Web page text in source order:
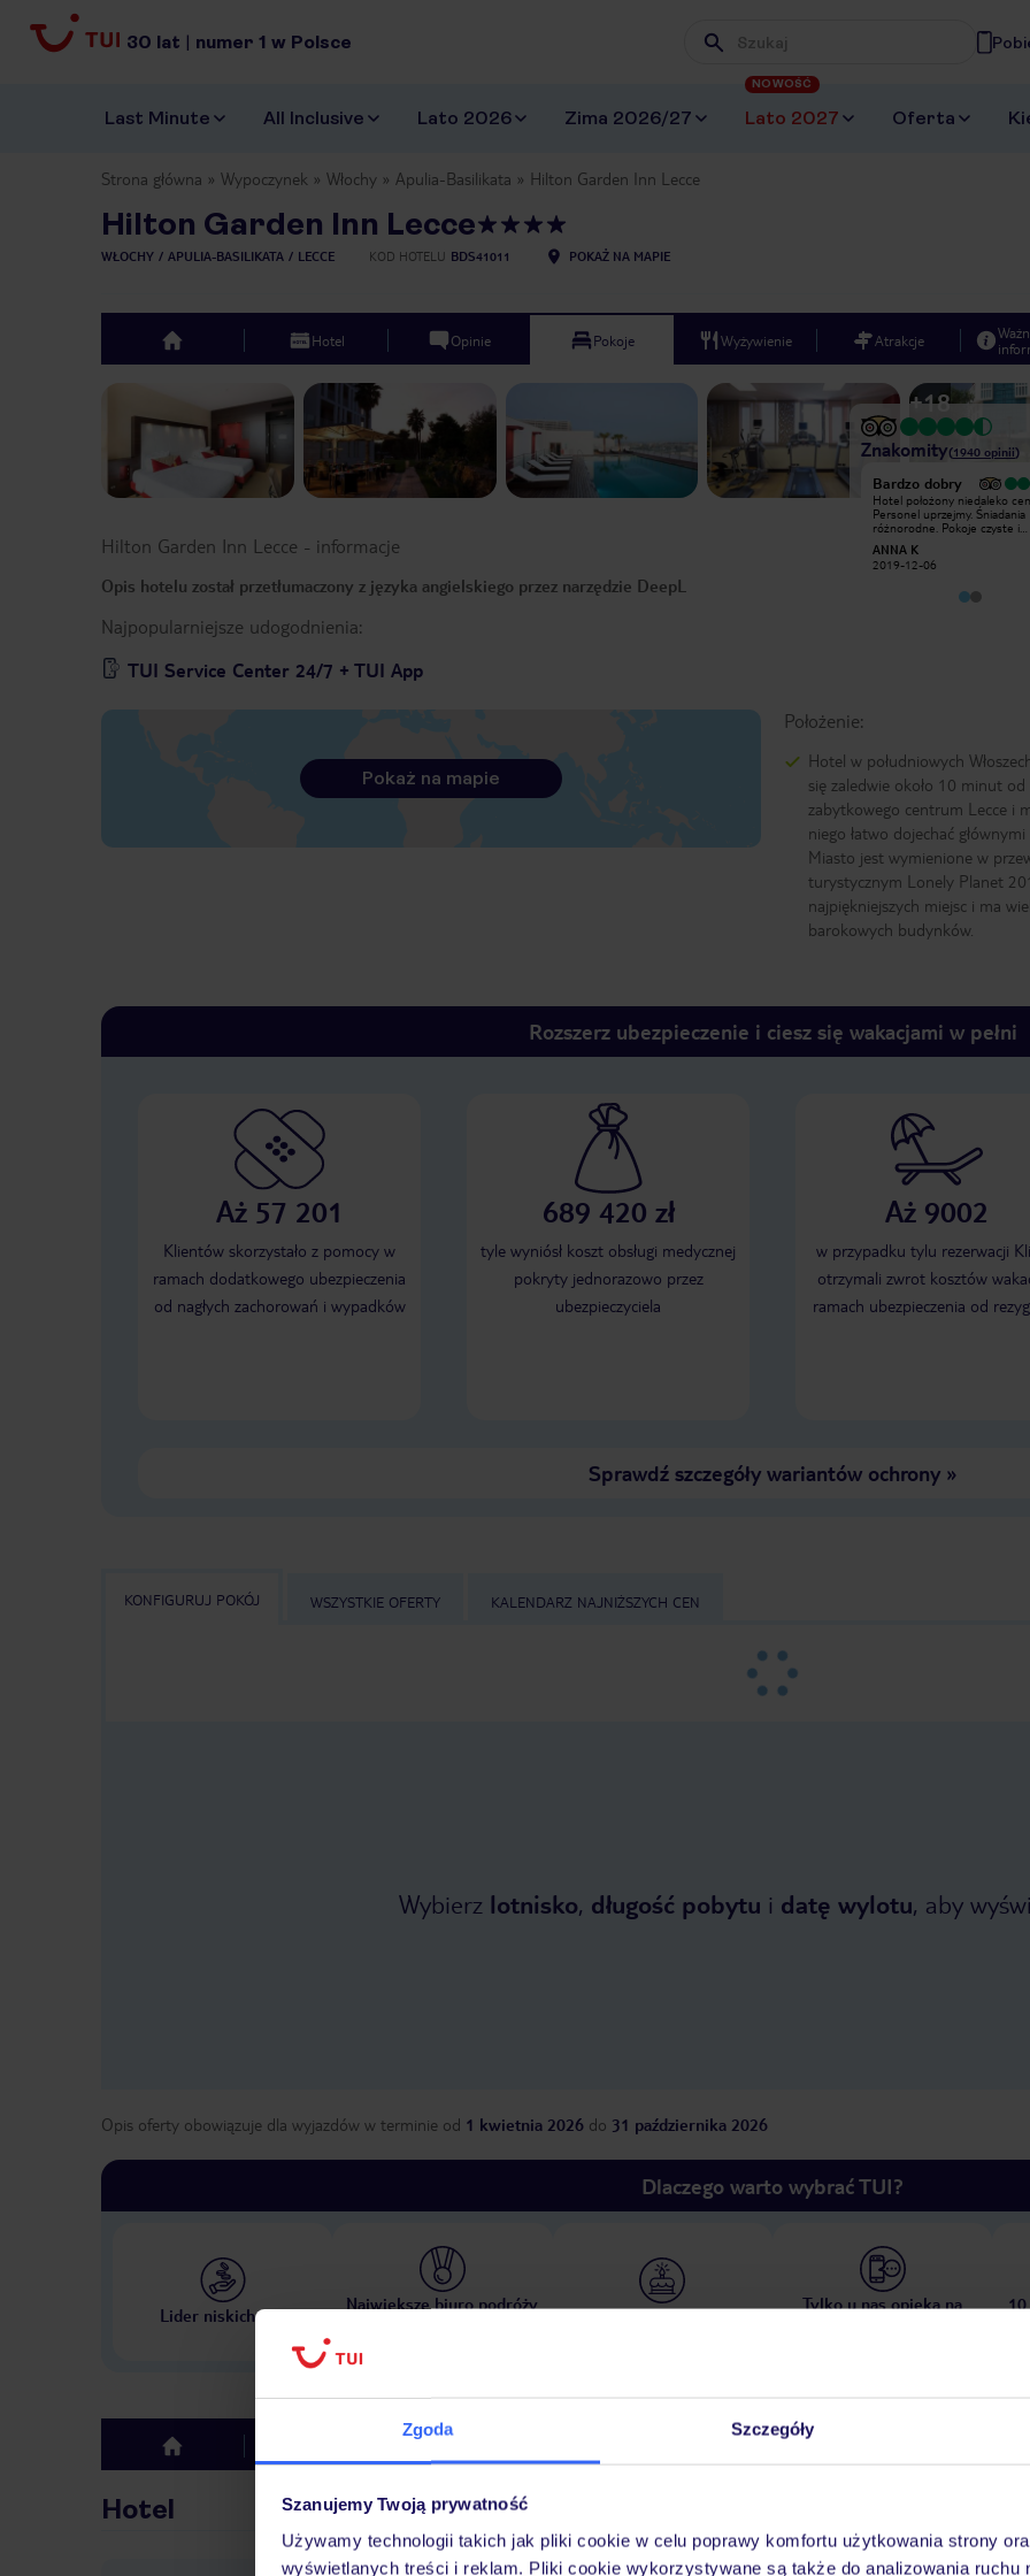
Zgoda Szczegóły
Szanujemy Twoją prywatność
Używamy technologii takich jak pliki cookie w celu poprawy komfortu użytkowania strony
wyświetlanych treści i reklam. Pliki cookie wykorzystywane są także do analizowania ruchu
30 lat | numer 1 w Polsce Wpisz frazę, której szukasz
Last Minute All Inclusive Lato 2026 Zima 2026/27 Lato 2027
NOWOŚĆ
Oferta
Strona główna Wypoczynek Włochy Apulia-Basilikata Hilton Garden Inn Lecce
Hilton Garden Inn Lecce
WŁOCHY APULIA-BASILIKATA LECCE KOD HOTELU BDS41011 POKAŻ NA MAPIE
top Hotel Opinie Pokoje Wyżywienie Atrakcje
+18
Znakomity(1940 opinii)
Bardzo dobry
Ogolnie bardzo zadowolony z pobytu.
mozliwosc zaparkowania auta przed
hotelem.
Bardzo dobry
Hotel położony niedaleko
Personel uprzejmy. Śniadania
różnorodne. Pokoje czyste i
chłodno, więc nieprzyjemnie
spędzać tam więcej czasu. W
ANNA K
2019-12-06
Hilton Garden Inn Lecce - informacje
Opis hotelu został przetłumaczony z języka angielskiego przez narzędzie DeepL
Najpopularniejsze udogodnienia:
TUI Service Center 24/7 + TUI App
Położenie:
Hotel w południowych
się zaledwie około 10 minut od
zabytkowego centrum Lecce i
niego łatwo dojechać głównymi
Miasto jest wymienione w
turystycznym Lonely Planet
najpiękniejszych miejsc i ma
barokowych budynków.
Pokaż na mapie
Rozszerz ubezpieczenie i ciesz się wakacjami w pełni
Aż 57 201
Klientów skorzystało z pomocy w
ramach dodatkowego ubezpieczenia
od nagłych zachorowań i wypadków
689 420 zł
tyle wyniósł koszt obsługi medycznej
pokryty jednorazowo przez
ubezpieczyciela
Aż 9002
w przypadku tylu rezerwacji
otrzymali zwrot kosztów
ramach ubezpieczenia od
Sprawdź szczegóły wariantów ochrony»
KONFIGURUJ POKÓJ WSZYSTKIE OFERTY KALENDARZ NAJNIŻSZYCH CEN
Wybierz lotnisko, długość pobytu i datę wylotu, aby
Opis oferty obowiązuje dla wyjazdów w terminie od 1 kwietnia 2026 do 31 października 2026
Dlaczego warto wybrać TUI?
Lider niskich cen
Największe biuro podróży
30 lat w Polsce
Tylko u nas opieka na
top
Hotel